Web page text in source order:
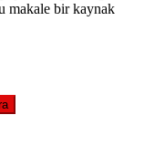
makale bir kaynak